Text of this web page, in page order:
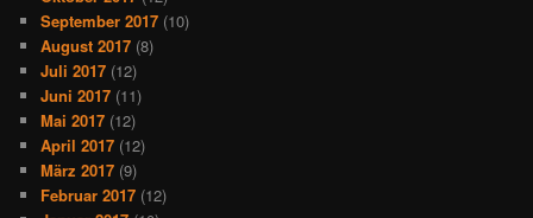
September 2017 (10)
August 2017 (8)
Juli 2017 (12)
Juni 2017 (11)
Mai 2017 (12)
April 2017 (12)
März 2017 (9)
Februar 2017 (12)